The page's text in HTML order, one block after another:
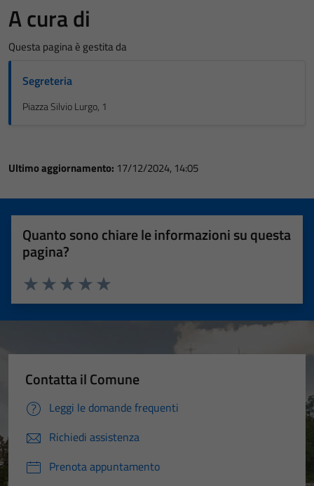
A cura di
Questa pagina è gestita da
Segreteria
Piazza Silvio Lurgo, 1
Ultimo aggiornamento: 17/12/2024, 14:05
Quanto sono chiare le informazioni su questa
pagina?
Valuta 5 stelle su 5
Valuta 4 stelle su 5
Valuta 3 stelle su 5
Valuta 2 stelle su 5
Valuta 1 stelle su 5
Contatta il Comune
Leggi le domande frequenti
Richiedi assistenza
Prenota appuntamento